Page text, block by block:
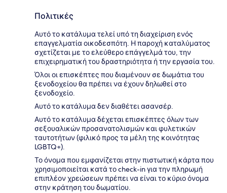
Πολιτικές
Αυτό το κατάλυμα τελεί υπό τη διαχείριση ενός
επαγγελματία οικοδεσπότη. Η παροχή καταλύματος
σχετίζεται με το ελεύθερο επάγγελμά του, την
επιχειρηματική του δραστηριότητα ή την εργασία του.
Όλοι οι επισκέπτες που διαμένουν σε δωμάτια του
ξενοδοχείου θα πρέπει να έχουν δηλωθεί στο
ξενοδοχείο.
Αυτό το κατάλυμα δεν διαθέτει ασανσέρ.
Αυτό το κατάλυμα δέχεται επισκέπτες όλων των
σεξουαλικών προσανατολισμών και φυλετικών
ταυτοτήτων (φιλικό προς τα μέλη της κοινότητας
LGBTQ+).
Το όνομα που εμφανίζεται στην πιστωτική κάρτα που
χρησιμοποιείται κατά το check-in για την πληρωμή
επιπλέον χρεώσεων πρέπει να είναι το κύριο όνομα
στην κράτηση του δωματίου.